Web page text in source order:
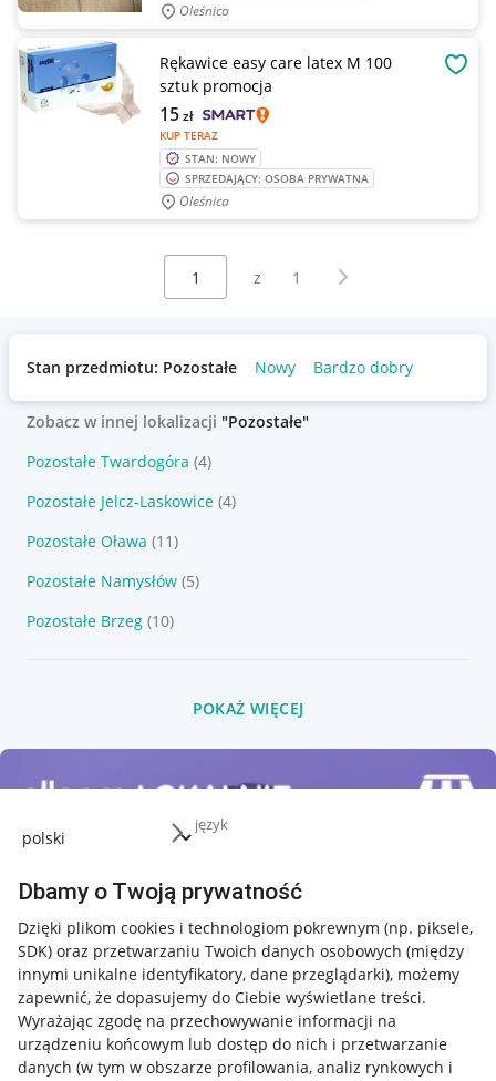
język
Dbamy o Twoją prywatność
Dzięki plikom cookies i technologiom pokrewnym (np. piksele,
SDK) oraz przetwarzaniu Twoich danych osobowych (między
innymi unikalne identyfikatory, dane przeglądarki), możemy
zapewnić, że dopasujemy do Ciebie wyświetlane treści.
Wyrażając zgodę na przechowywanie informacji na
urządzeniu końcowym lub dostęp do nich i przetwarzanie
danych (w tym w obszarze profilowania, analiz rynkowych i
Oleśnica
Rękawice easy care latex M 100
sztuk promocja
KUP TERAZ
15zł
STAN: NOWY
SPRZEDAJĄCY: OSOBA PRYWATNA
Oleśnica
Wybierz stronę:
z 1 Następna strona
Stan przedmiotu: Pozostałe Nowy Bardzo dobry
Zobacz w innej lokalizacji "Pozostałe"
Pozostałe Twardogóra (4)
Pozostałe Jelcz-Laskowice (4)
Pozostałe Oława (11)
Pozostałe Namysłów (5)
Pozostałe Brzeg (10)
POKAŻ WIĘCEJ